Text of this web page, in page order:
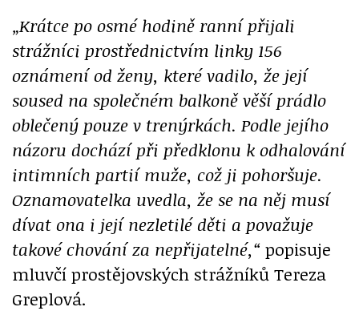
„Krátce po osmé hodině ranní přijali
strážníci prostřednictvím linky 156
oznámení od ženy, které vadilo, že její
soused na společném balkoně věší prádlo
oblečený pouze v trenýrkách. Podle jejího
názoru dochází při předklonu k odhalování
intimních partií muže, což ji pohoršuje.
Oznamovatelka uvedla, že se na něj musí
dívat ona i její nezletilé děti a považuje
takové chování za nepřijatelné,“ popisuje
mluvčí prostějovských strážníků Tereza
Greplová.